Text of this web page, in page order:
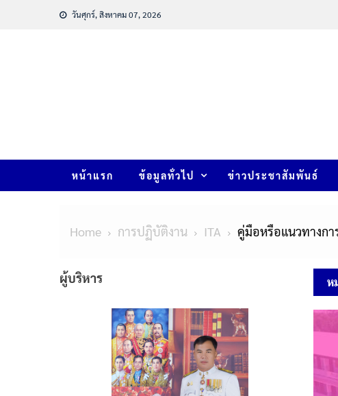
วันศุกร์, สิงหาคม 07, 2026
หน้าแรก ข้อมูลทั่วไป ข่าวประชาสัมพันธ์
Home การปฏิบัติงาน ITA คู่มือหรือแนวทางก
ห
ผู้บริหาร